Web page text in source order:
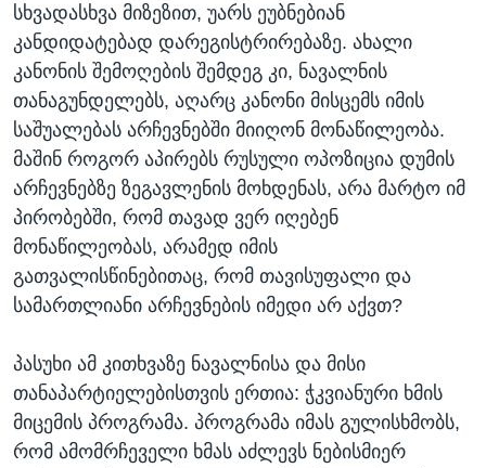
სხვადასხვა მიზეზით, უარს ეუბნებიან
კანდიდატებად დარეგისტრირებაზე. ახალი
კანონის შემოღების შემდეგ კი, ნავალნის
თანაგუნდელებს, აღარც კანონი მისცემს იმის
საშუალებას არჩევნებში მიიღონ მონაწილეობა.
მაშინ როგორ აპირებს რუსული ოპოზიცია დუმის
არჩევნებზე ზეგავლენის მოხდენას, არა მარტო იმ
პირობებში, რომ თავად ვერ იღებენ
მონაწილეობას, არამედ იმის
გათვალისწინებითაც, რომ თავისუფალი და
სამართლიანი არჩევნების იმედი არ აქვთ?
პასუხი ამ კითხვაზე ნავალნისა და მისი
თანაპარტიელებისთვის ერთია: ჭკვიანური ხმის
მიცემის პროგრამა. პროგრამა იმას გულისხმობს,
რომ ამომრჩეველი ხმას აძლევს ნებისმიერ